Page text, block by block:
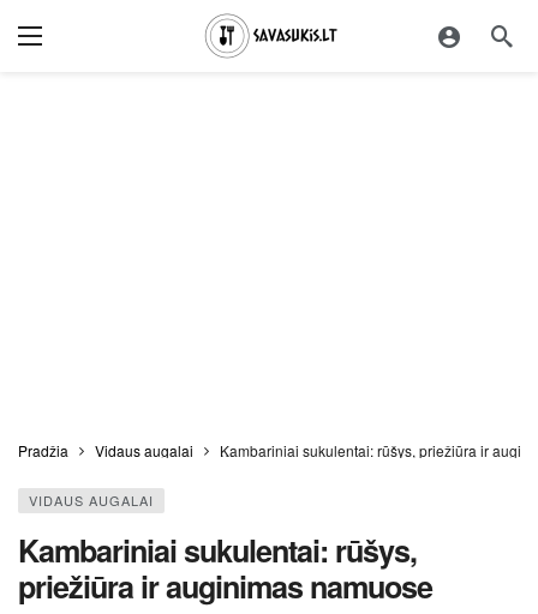
Pradžia Vidaus augalai Kambariniai sukulentai: rūšys, priežiūra ir
VIDAUS AUGALAI
Kambariniai sukulentai: rūšys,
priežiūra ir auginimas namuose